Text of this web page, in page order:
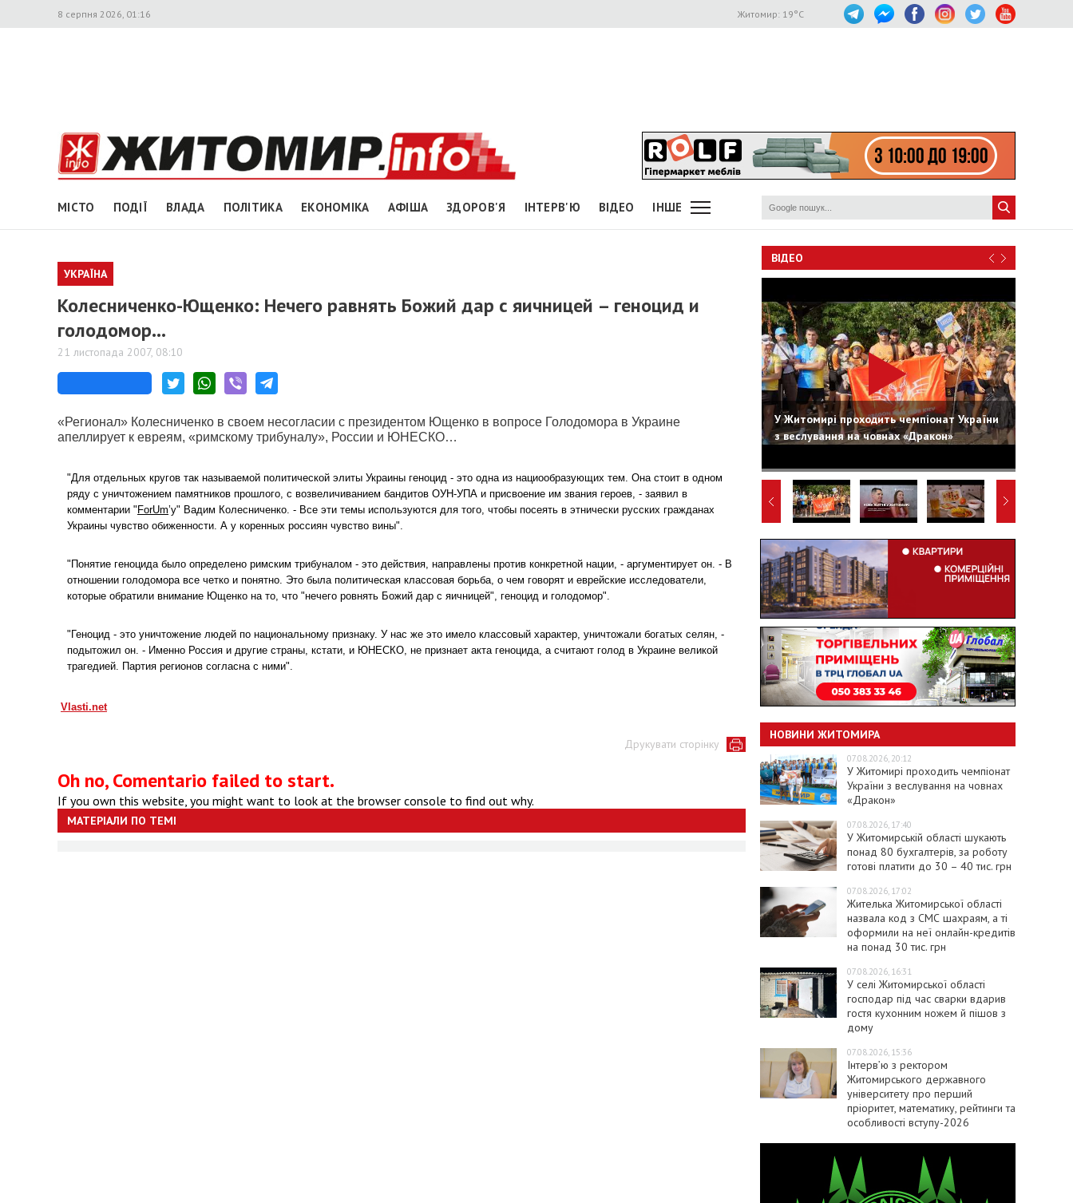
8 серпня 2026, 01:16 Житомир: 19°C
МІСТО ПОДІЇ ВЛАДА ПОЛІТИКА ЕКОНОМІКА АФІША ЗДОРОВ'Я ІНТЕРВ'Ю ВІДЕО ІНШЕ
УКРАЇНА
Колесниченко-Ющенко: Нечего равнять Божий дар с яичницей – геноцид и
голодомор…
21 листопада 2007, 08:10
«Регионал» Колесниченко в своем несогласии с президентом Ющенко в вопросе Голодомора в Украине
апеллирует к евреям, «римскому трибуналу», России и ЮНЕСКО…
"Для отдельных кругов так называемой политической элиты Украины геноцид - это одна из нациообразующих тем. Она стоит в одном
ряду с уничтожением памятников прошлого, с возвеличиванием бандитов ОУН-УПА и присвоение им звания героев, - заявил в
комментарии " ForUm’у" Вадим Колесниченко. - Все эти темы используются для того, чтобы посеять в этнически русских гражданах
Украины чувство обиженности. А у коренных россиян чувство вины".
"Понятие геноцида было определено римским трибуналом - это действия, направлены против конкретной нации, - аргументирует он. - В
отношении голодомора все четко и понятно. Это была политическая классовая борьба, о чем говорят и еврейские исследователи,
которые обратили внимание Ющенко на то, что "нечего ровнять Божий дар с яичницей", геноцид и голодомор".
"Геноцид - это уничтожение людей по национальному признаку. У нас же это имело классовый характер, уничтожали богатых селян, -
подытожил он. - Именно Россия и другие страны, кстати, и ЮНЕСКО, не признает акта геноцида, а считают голод в Украине великой
трагедией. Партия регионов согласна с ними".
Vlasti.net
Друкувати сторінку
Oh no, Comentario failed to start.
If you own this website, you might want to look at the browser console to find out why.
МАТЕРІАЛИ ПО ТЕМІ
ВІДЕО
У Житомирі проходить чемпіонат України
з веслування на човнах «Дракон»
НОВИНИ ЖИТОМИРА
07.08.2026, 20:12
У Житомирі проходить чемпіонат
України з веслування на човнах
«Дракон»
07.08.2026, 17:40
У Житомирській області шукають
понад 80 бухгалтерів, за роботу
готові платити до 30 – 40 тис. грн
07.08.2026, 17:02
Жителька Житомирської області
назвала код з СМС шахраям, а ті
оформили на неї онлайн-кредитів
на понад 30 тис. грн
07.08.2026, 16:31
У селі Житомирської області
господар під час сварки вдарив
гостя кухонним ножем й пішов з
дому
07.08.2026, 15:36
Інтерв’ю з ректором
Житомирського державного
університету про перший
пріоритет, математику, рейтинги та
особливості вступу-2026